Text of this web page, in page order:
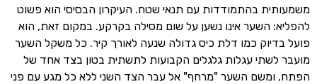
משמעותית בהתמודדות עם תנאי שטח. העיקרון הבסיסי הוא פשוט
להפליא: השער אינו נשען על שום מסילה בקרקע. במקום זאת, הוא
פועל בדיוק כמו דלת כיס גדולה שנעה לאורך קיר. כל משקל השער
מועבר לשתי עגלות גלגלים הקבועות לתשתית בטון בצד אחד של
הפתח, ומשם השער "מרחף" אל עבר הצד השני ללא כל מגע עם פני